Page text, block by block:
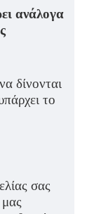
ανάλογα
δίνονται
το
σας